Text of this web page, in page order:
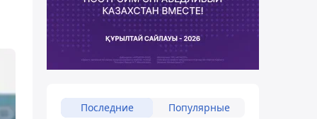
Последние Популярные